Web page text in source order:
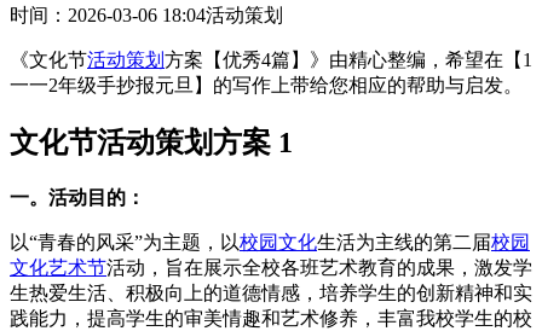
时间：2026-03-06 18:04活动策划
《文化节活动策划 方案【优秀4篇】》由精心整编，希望在【1
一一2年级手抄报元旦】的写作上带给您相应的帮助与启发。
文化节活动策划方案 1
一。活动目的：
以“青春的风采”为主题，以校园文化生活为主线的第二届校园
文化艺术节活动，旨在展示全校各班艺术教育的成果，激发学
生热爱生活、积极向上的道德情感，培养学生的创新精神和实
践能力，提高学生的审美情趣和艺术修养，丰富我校学生的校